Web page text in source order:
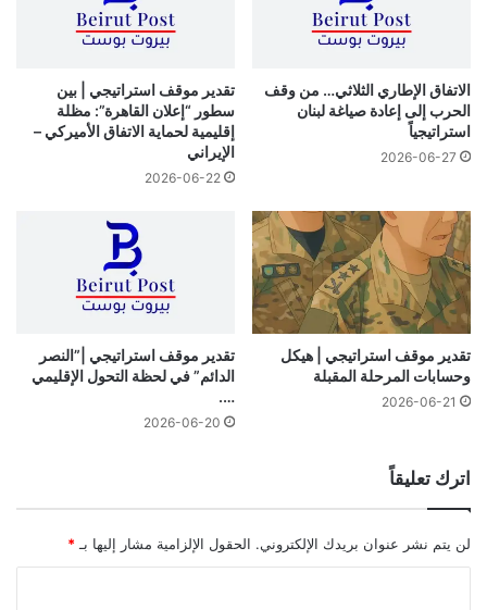
الاتفاق الإطاري الثلاثي… من وقف
الحرب إلى إعادة صياغة لبنان
استراتيجياً
2026-06-27
تقدير موقف استراتيجي | بين
سطور “إعلان القاهرة”: مظلة
إقليمية لحماية الاتفاق الأميركي –
الإيراني
2026-06-22
تقدير موقف استراتيجي | هيكل
وحسابات المرحلة المقبلة
2026-06-21
تقدير موقف استراتيجي |”النصر
الدائم” في لحظة التحول الإقليمي
….
2026-06-20
اترك تعليقاً
لن يتم نشر عنوان بريدك الإلكتروني. الحقول الإلزامية مشار إليها بـ*